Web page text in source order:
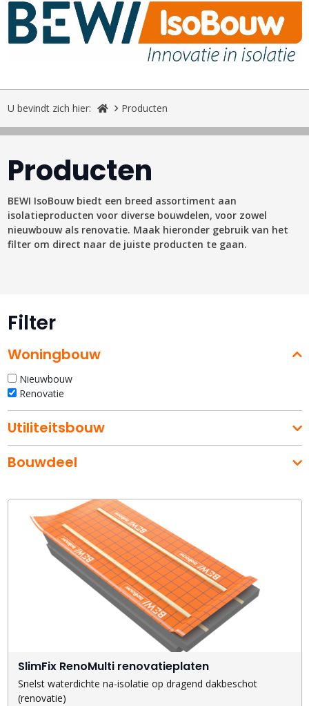
U bevindt zich hier: Producten
Producten
BEWI IsoBouw biedt een breed assortiment aan
isolatieproducten voor diverse bouwdelen, voor zowel
nieuwbouw als renovatie. Maak hieronder gebruik van het
filter om direct naar de juiste producten te gaan.
SlimFix RenoMulti renovatieplaten
Snelst waterdichte na-isolatie op dragend dakbeschot
(renovatie)
Filter
Woningbouw
Nieuwbouw
Renovatie
Utiliteitsbouw
Bouwdeel